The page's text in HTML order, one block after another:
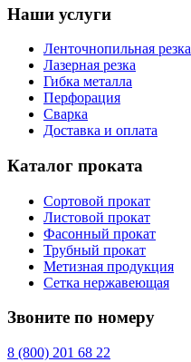
Наши услуги
Ленточнопильная резка
Лазерная резка
Гибка металла
Перфорация
Сварка
Доставка и оплата
Каталог проката
Сортовой прокат
Листовой прокат
Фасонный прокат
Трубный прокат
Метизная продукция
Сетка нержавеющая
Звоните по номеру
8 (800) 201 68 22